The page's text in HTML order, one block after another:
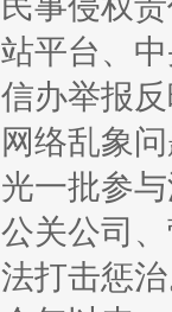
站平台、
信办举报反
网络乱象
光一批参
公关公司
法打击惩